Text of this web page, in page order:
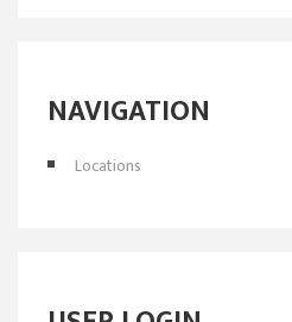
NAVIGATION
Locations